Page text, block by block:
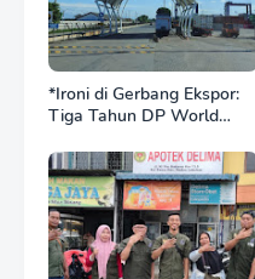
*Ironi di Gerbang Ekspor:
Tiga Tahun DP World
Pekerja Sektor
Internasional Justru Anjlok
di Bawah Sektor
Domestik*